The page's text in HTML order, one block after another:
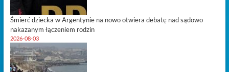
Śmierć dziecka w Argentynie na nowo otwiera debatę nad sądowo
nakazanym łączeniem rodzin
2026-08-03